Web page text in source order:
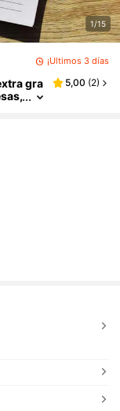
1/15
¡Últimos 3 días
gra
5,00 (2)